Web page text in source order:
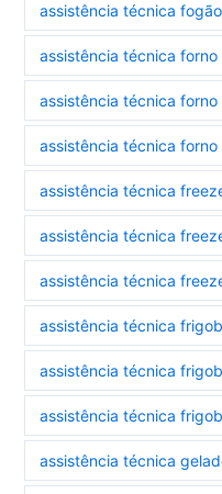
assistência técnica
assistência técnica
assistência técnica
assistência técnica
assistência técnica
assistência técnica
assistência técnica
assistência técnica
assistência técnica
assistência técnica
assistência técnica